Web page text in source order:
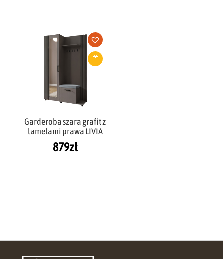
Garderoba szara grafit z
lamelami prawa LIVIA
879zł